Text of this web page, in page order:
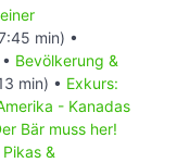
min) •
Bevölkerung &
min) • Exkurs:
- Kanadas
Bär muss her!
&